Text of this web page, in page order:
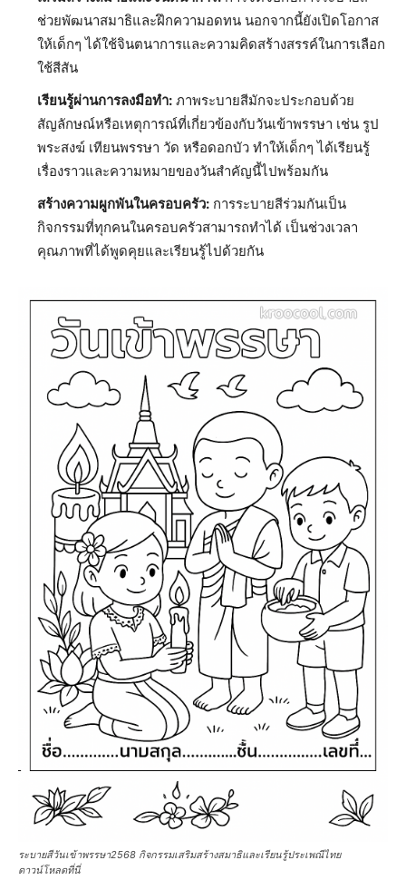
ช่วยพัฒนาสมาธิและฝึกความอดทน นอกจากนี้ยังเปิดโอกาส
ให้เด็กๆ ได้ใช้จินตนาการและความคิดสร้างสรรค์ในการเลือก
ใช้สีสัน
เรียนรู้ผ่านการลงมือทำ: ภาพระบายสีมักจะประกอบด้วย
สัญลักษณ์หรือเหตุการณ์ที่เกี่ยวข้องกับวันเข้าพรรษา เช่น รูป
พระสงฆ์ เทียนพรรษา วัด หรือดอกบัว ทำให้เด็กๆ ได้เรียนรู้
เรื่องราวและความหมายของวันสำคัญนี้ไปพร้อมกัน
สร้างความผูกพันในครอบครัว: การระบายสีร่วมกันเป็น
กิจกรรมที่ทุกคนในครอบครัวสามารถทำได้ เป็นช่วงเวลา
คุณภาพที่ได้พูดคุยและเรียนรู้ไปด้วยกัน
ระบายสีวันเข้าพรรษา2568 กิจกรรมเสริมสร้างสมาธิและเรียนรู้ประเพณีไทย
ดาวน์โหลดที่นี่